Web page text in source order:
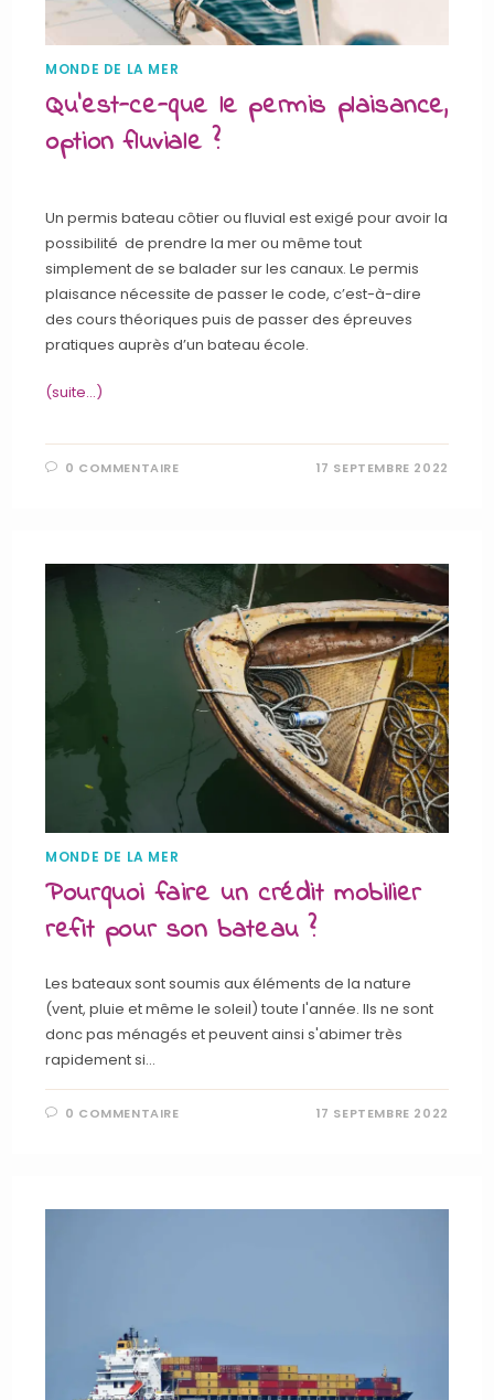
MONDE DE LA MER
Qu’est-ce-que le permis plaisance,
option fluviale ?
Un permis bateau côtier ou fluvial est exigé pour avoir la
possibilité de prendre la mer ou même tout
simplement de se balader sur les canaux. Le permis
plaisance nécessite de passer le code, c’est-à-dire
des cours théoriques puis de passer des épreuves
pratiques auprès d’un bateau école.
(suite…)
0 COMMENTAIRE 17 SEPTEMBRE 2022
MONDE DE LA MER
Pourquoi faire un crédit mobilier
refit pour son bateau ?
Les bateaux sont soumis aux éléments de la nature
(vent, pluie et même le soleil) toute l'année. Ils ne sont
donc pas ménagés et peuvent ainsi s'abimer très
rapidement si…
0 COMMENTAIRE 17 SEPTEMBRE 2022